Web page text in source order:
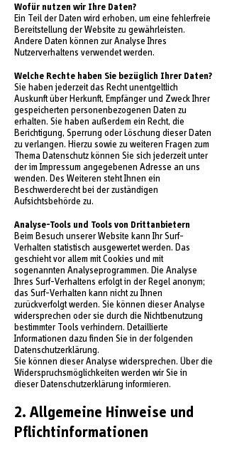
Wofür nutzen wir Ihre Daten?
Ein Teil der Daten wird erhoben, um eine fehlerfreie
Bereitstellung der Website zu gewährleisten.
Andere Daten können zur Analyse Ihres
Nutzerverhaltens verwendet werden.
Welche Rechte haben Sie bezüglich Ihrer Daten?
Sie haben jederzeit das Recht unentgeltlich
Auskunft über Herkunft, Empfänger und Zweck Ihrer
gespeicherten personenbezogenen Daten zu
erhalten. Sie haben außerdem ein Recht, die
Berichtigung, Sperrung oder Löschung dieser Daten
zu verlangen. Hierzu sowie zu weiteren Fragen zum
Thema Datenschutz können Sie sich jederzeit unter
der im Impressum angegebenen Adresse an uns
wenden. Des Weiteren steht Ihnen ein
Beschwerderecht bei der zuständigen
Aufsichtsbehörde zu.
Analyse-Tools und Tools von Drittanbietern
Beim Besuch unserer Website kann Ihr Surf-
Verhalten statistisch ausgewertet werden. Das
geschieht vor allem mit Cookies und mit
sogenannten Analyseprogrammen. Die Analyse
Ihres Surf-Verhaltens erfolgt in der Regel anonym;
das Surf-Verhalten kann nicht zu Ihnen
zurückverfolgt werden. Sie können dieser Analyse
widersprechen oder sie durch die Nichtbenutzung
bestimmter Tools verhindern. Detaillierte
Informationen dazu finden Sie in der folgenden
Datenschutzerklärung.
Sie können dieser Analyse widersprechen. Über die
Widerspruchsmöglichkeiten werden wir Sie in
dieser Datenschutzerklärung informieren.
2. Allgemeine Hinweise und
Pflichtinformationen